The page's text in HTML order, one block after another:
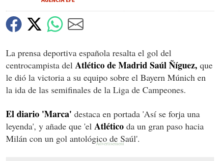
La prensa deportiva española resalta el gol del
centrocampista del Atlético de Madrid Saúl Ñíguez, que
le dió la victoria a su equipo sobre el Bayern Múnich en
la ida de las semifinales de la Liga de Campeones.
El diario 'Marca' destaca en portada 'Así se forja una
leyenda', y añade que 'el Atlético da un gran paso hacia
Milán con un gol antológico de Saúl'.